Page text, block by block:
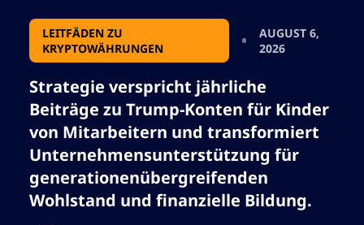
LEITFÄDEN ZU
KRYPTOWÄHRUNGEN
AUGUST 6,
2026
Strategie verspricht jährliche
Beiträge zu Trump-Konten für Kinder
von Mitarbeitern und transformiert
Unternehmensunterstützung für
generationenübergreifenden
Wohlstand und finanzielle Bildung.